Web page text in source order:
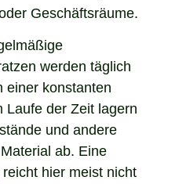
Geschäftsräume.
werden täglich
einer konstanten
Laufe der Zeit lagern
und andere
ab. Eine
hier meist nicht